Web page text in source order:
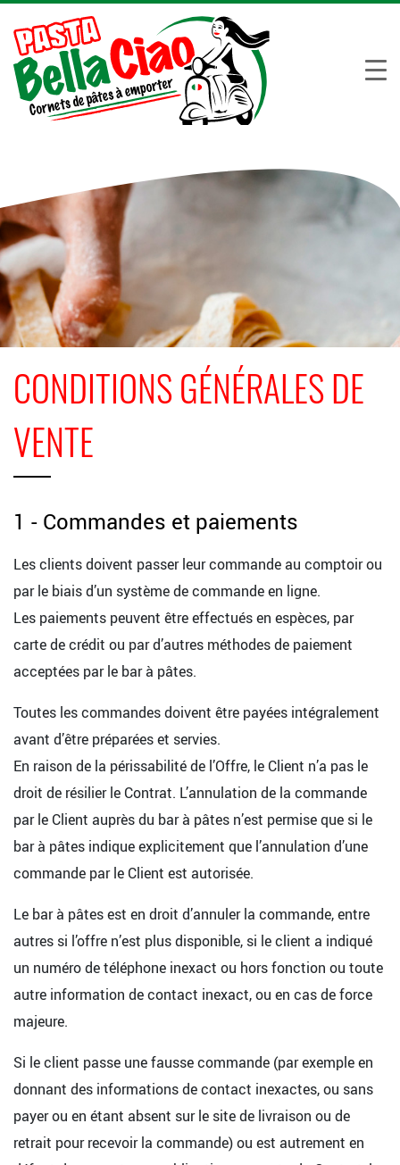
CONDITIONS GÉNÉRALES DE
VENTE
1 - Commandes et paiements
Les clients doivent passer leur commande au comptoir ou
par le biais d’un système de commande en ligne.
Les paiements peuvent être effectués en espèces, par
carte de crédit ou par d’autres méthodes de paiement
acceptées par le bar à pâtes.
Toutes les commandes doivent être payées intégralement
avant d’être préparées et servies.
En raison de la périssabilité de l’Offre, le Client n’a pas le
droit de résilier le Contrat. L’annulation de la commande
par le Client auprès du bar à pâtes n’est permise que si le
bar à pâtes indique explicitement que l’annulation d’une
commande par le Client est autorisée.
Le bar à pâtes est en droit d’annuler la commande, entre
autres si l’offre n’est plus disponible, si le client a indiqué
un numéro de téléphone inexact ou hors fonction ou toute
autre information de contact inexact, ou en cas de force
majeure.
Si le client passe une fausse commande (par exemple en
donnant des informations de contact inexactes, ou sans
payer ou en étant absent sur le site de livraison ou de
retrait pour recevoir la commande) ou est autrement en